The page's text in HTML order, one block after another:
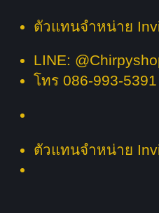
Skip
content
ตัวแทนจำหน่าย
LINE: @Chirpyshop
โทร 086-993-5391
ตัวแทนจำหน่าย